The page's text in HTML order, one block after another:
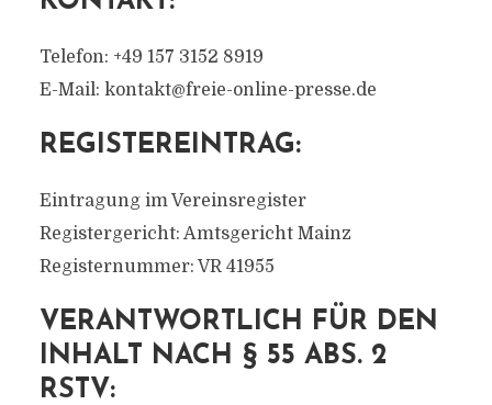
Telefon: +49 157 3152 8919
E-Mail: kontakt@freie-online-presse.de
REGISTEREINTRAG:
Eintragung im Vereinsregister
Registergericht: Amtsgericht Mainz
Registernummer: VR 41955
VERANTWORTLICH FÜR DEN
INHALT NACH § 55 ABS. 2
RSTV: